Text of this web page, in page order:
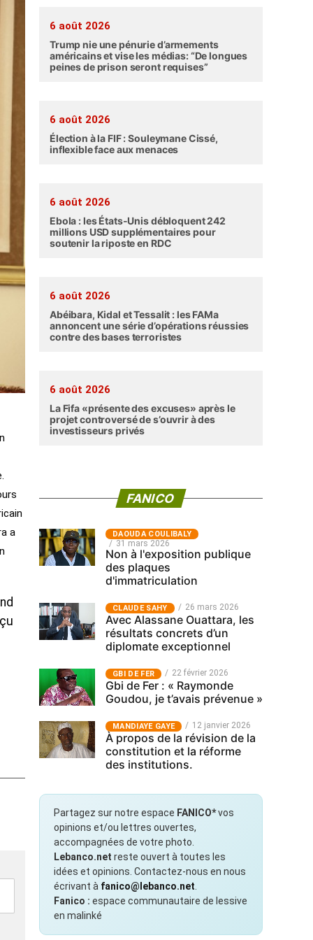
a
6 août 2026
Trump nie une pénurie d’armements
américains et vise les médias: “De longues
peines de prison seront requises”
6 août 2026
Élection à la FIF : Souleymane Cissé,
inflexible face aux menaces
6 août 2026
Ebola : les États-Unis débloquent 242
millions USD supplémentaires pour
soutenir la riposte en RDC
6 août 2026
Abéibara, Kidal et Tessalit : les FAMa
annoncent une série d’opérations réussies
contre des bases terroristes
6 août 2026
La Fifa «présente des excuses» après le
projet controversé de s’ouvrir à des
investisseurs privés
FANICO
‎DAOUDA COULIBALY
31 mars 2026
Non à l'exposition publique
des plaques
d'immatriculation
CLAUDE SAHY 26 mars 2026
Avec Alassane Ouattara, les
résultats concrets d’un
diplomate exceptionnel
GBI DE FER 22 février 2026
Gbi de Fer : « Raymonde
Goudou, je t’avais prévenue »
MANDIAYE GAYE 12 janvier 2026
À propos de la révision de la
constitution et la réforme
des institutions.
Partagez sur notre espace FANICO*vos
opinions et/ou lettres ouvertes,
accompagnées de votre photo.
Lebanco.net reste ouvert à toutes les
idées et opinions. Contactez-nous en nous
écrivant à fanico@lebanco.net
Fanico : espace communautaire de lessive
en malinké